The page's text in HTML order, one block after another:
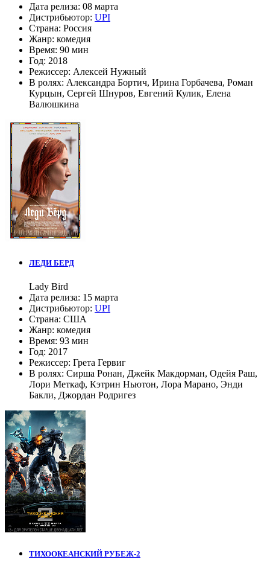
Дата релиза: 08 марта
Дистрибьютор: UPI
Страна: Россия
Жанр: комедия
Время: 90 мин
Год: 2018
Режиссер: Алексей Нужный
В ролях: Александра Бортич, Ирина Горбачева, Роман
Курцын, Сергей Шнуров, Евгений Кулик, Елена
Валюшкина
ЛЕДИ БЕРД
Lady Bird
Дата релиза: 15 марта
Дистрибьютор: UPI
Страна: США
Жанр: комедия
Время: 93 мин
Год: 2017
Режиссер: Грета Гервиг
В ролях: Сирша Ронан, Джейк Макдорман, Одейя Раш,
Лори Меткаф, Кэтрин Ньютон, Лора Марано, Энди
Бакли, Джордан Родригез
ТИХООКЕАНСКИЙ РУБЕЖ-2